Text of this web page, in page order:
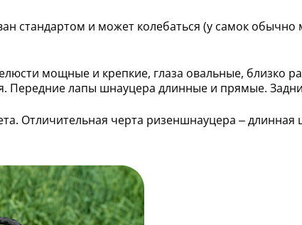
стандартом и может колебаться (у самок
мощные и крепкие, глаза овальные, близко
Передние лапы шнауцера длинные и прямые.
Отличительная черта ризеншнауцера –